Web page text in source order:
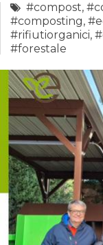
#compost,
#composting,
#rifiutiorganici,
#forestale